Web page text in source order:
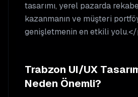
tasarımı, yerel pazarda
kazanmanın ve müşteri
genişletmenin en etkili
Trabzon UI/UX
Neden Önemli?